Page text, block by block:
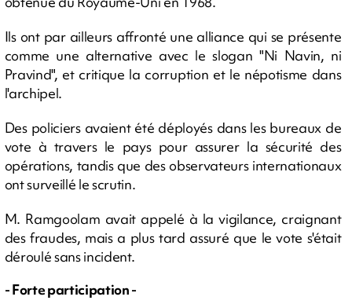
Ils ont par ailleurs affronté une alliance qui se présente
comme une alternative avec le slogan "Ni Navin, ni
Pravind", et critique la corruption et le népotisme dans
l'archipel.
Des policiers avaient été déployés dans les bureaux de
vote à travers le pays pour assurer la sécurité des
opérations, tandis que des observateurs internationaux
ont surveillé le scrutin.
M. Ramgoolam avait appelé à la vigilance, craignant
des fraudes, mais a plus tard assuré que le vote s'était
déroulé sans incident.
- Forte participation -